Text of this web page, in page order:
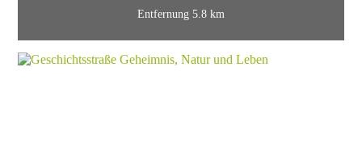
Entfernung 5.8 km